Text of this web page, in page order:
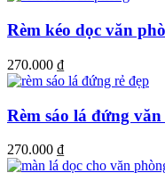
Rèm kéo dọc văn
270.000 ₫
Rèm sáo lá đứng
270.000 ₫